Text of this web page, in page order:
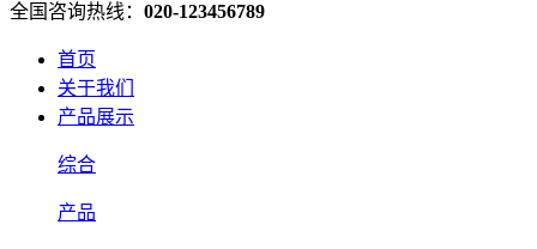
全国咨询热线： 020-123456789
首页
关于我们
产品展示
综合
产品